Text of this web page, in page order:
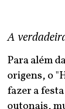
A
Para além
origens, o
fazer a